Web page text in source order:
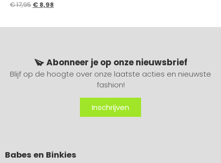
€17,95 € 8,98
Abonneer je op onze nieuwsbrief
Blijf op de hoogte over onze laatste acties en nieuwste
fashion!
Inschrijven
Babes en Binkies